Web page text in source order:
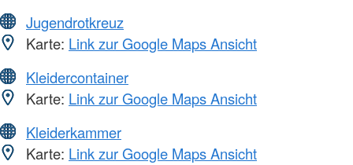
Jugendrotkreuz
Karte: Link zur Google Maps Ansicht
Kleidercontainer
Karte: Link zur Google Maps Ansicht
Kleiderkammer
Karte: Link zur Google Maps Ansicht